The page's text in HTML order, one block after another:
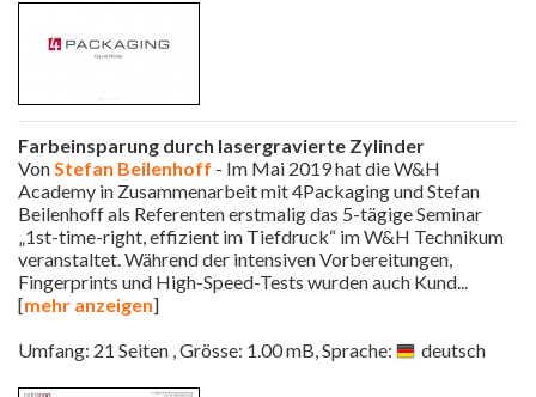
Farbeinsparung durch lasergravierte Zylinder
VonStefan Beilenhoff - Im Mai 2019 hat die W&H
Academy in Zusammenarbeit mit 4Packaging und Stefan
Beilenhoff als Referenten erstmalig das 5-tägige Seminar
„1st-time-right, effizient im Tiefdruck“ im W&H Technikum
veranstaltet. Während der intensiven Vorbereitungen,
Fingerprints und High-Speed-Tests wurden auch Kund...
[mehr anzeigen]
Umfang: 21 Seiten , Grösse: 1.00 mB, Sprache:
deutsch